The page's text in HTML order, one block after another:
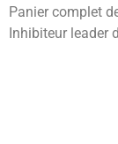
Panier complet
Inhibiteur leader